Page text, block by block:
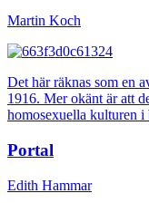
Martin Koch
Det här räknas som en
1916. Mer okänt är att
homosexuella kulturen
Portal
Edith Hammar